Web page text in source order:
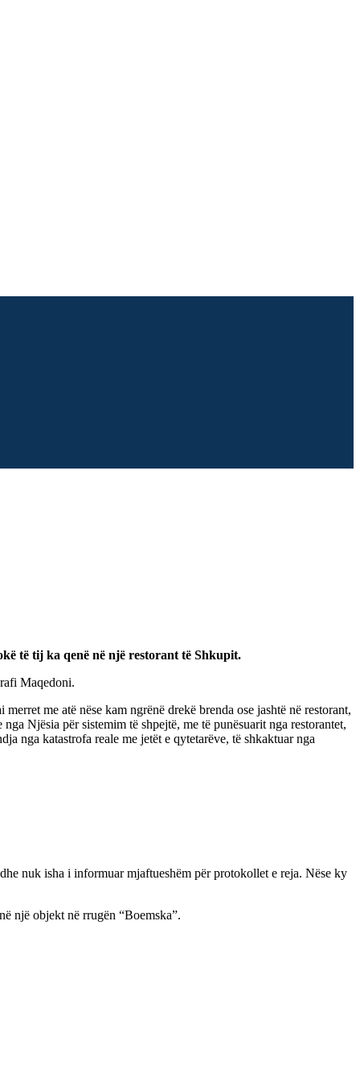
të tij ka qenë në një restorant të Shkupit.
Maqedoni.
me atë nëse kam ngrënë drekë brenda ose jashtë në restorant,
Njësia për sistemim të shpejtë, me të punësuarit nga restorantet,
nga katastrofa reale me jetët e qytetarëve, të shkaktuar nga
nuk isha i informuar mjaftueshëm për protokollet e reja. Nëse ky
një objekt në rrugën “Boemska”.